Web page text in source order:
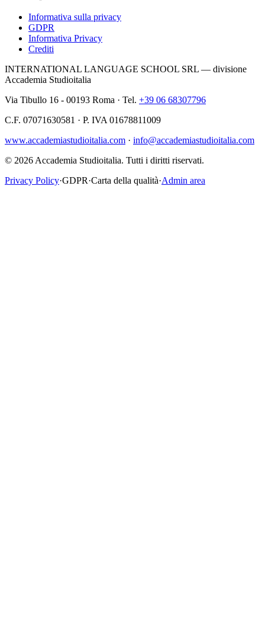
Informativa sulla privacy
GDPR
Informativa Privacy
Crediti
INTERNATIONAL LANGUAGE SCHOOL SRL — divisione
Accademia Studioitalia
Via Tibullo 16 - 00193 Roma · Tel. +39 06 68307796
C.F. 07071630581 · P. IVA 01678811009
www.accademiastudioitalia.com · info@accademiastudioitalia.com
© 2026 Accademia Studioitalia. Tutti i diritti riservati.
Privacy Policy·GDPR·Carta della qualità·Admin area